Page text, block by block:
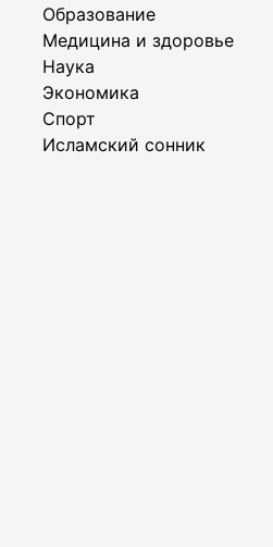
Образование
Медицина и здоровье
Наука
Экономика
Спорт
Исламский сонник